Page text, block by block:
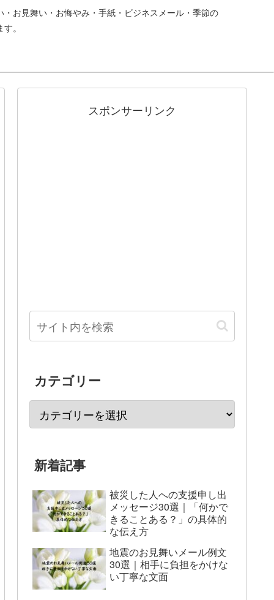
お見舞い・お悔やみ・手紙・ビジネスメール・季節の
。
スポンサーリンク
カテゴリー
新着記事
被災した人への支援申し出
メッセージ30選｜「何かで
きることある？」の具体的
な伝え方
地震のお見舞いメール例文
30選｜相手に負担をかけな
い丁寧な文面